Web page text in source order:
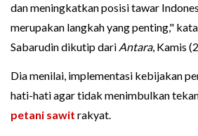
dan meningkatkan posisi tawar
merupakan langkah yang penting,"
Sabarudin dikutip dari Antara, Kamis
Dia menilai, implementasi kebijakan
hati-hati agar tidak menimbulkan
petani sawit rakyat.